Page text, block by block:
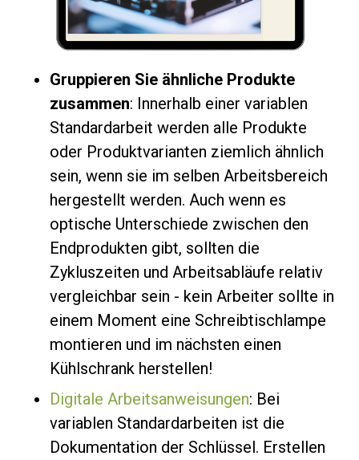
Gruppieren Sie ähnliche Produkte
zusammen: Innerhalb einer variablen
Standardarbeit werden alle Produkte
oder Produktvarianten ziemlich ähnlich
sein, wenn sie im selben Arbeitsbereich
hergestellt werden. Auch wenn es
optische Unterschiede zwischen den
Endprodukten gibt, sollten die
Zykluszeiten und Arbeitsabläufe relativ
vergleichbar sein - kein Arbeiter sollte in
einem Moment eine Schreibtischlampe
montieren und im nächsten einen
Kühlschrank herstellen!
Digitale Arbeitsanweisungen: Bei
variablen Standardarbeiten ist die
Dokumentation der Schlüssel. Erstellen